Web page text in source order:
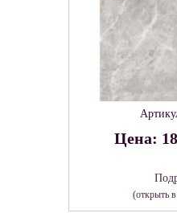
Цена:
(открыть